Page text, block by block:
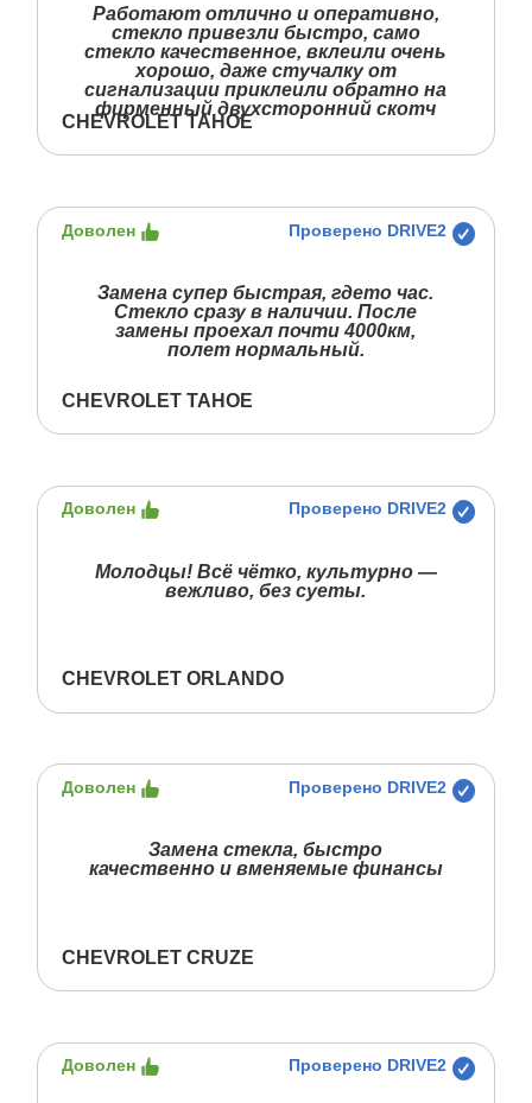
Работают отлично и оперативно,
стекло привезли быстро, само
стекло качественное, вклеили очень
хорошо, даже стучалку от
сигнализации приклеили обратно на
фирменный двухсторонний скотч
CHEVROLET TAHOE
Доволен Проверено DRIVE2
Замена супер быстрая, гдето час.
Стекло сразу в наличии. После
замены проехал почти 4000км,
полет нормальный.
CHEVROLET TAHOE
Доволен Проверено DRIVE2
Молодцы! Всё чётко, культурно —
вежливо, без суеты.
CHEVROLET ORLANDO
Доволен Проверено DRIVE2
Замена стекла, быстро
качественно и вменяемые финансы
CHEVROLET CRUZE
Доволен Проверено DRIVE2